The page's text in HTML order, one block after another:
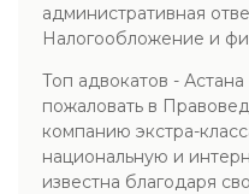
административная
Налогообложение и
Топ адвокатов -
пожаловать в
компанию экстра-
национальную и
известна благодаря